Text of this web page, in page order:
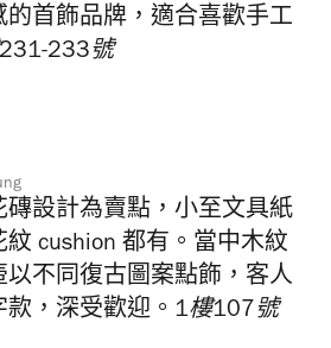
的首飾品牌，適合喜歡手工
233號
磚設計為賣點，小至文具紙
紋 cushion 都有。當中木紋
不同復古圖案點飾，客人
款，深受歡迎。 1樓107號